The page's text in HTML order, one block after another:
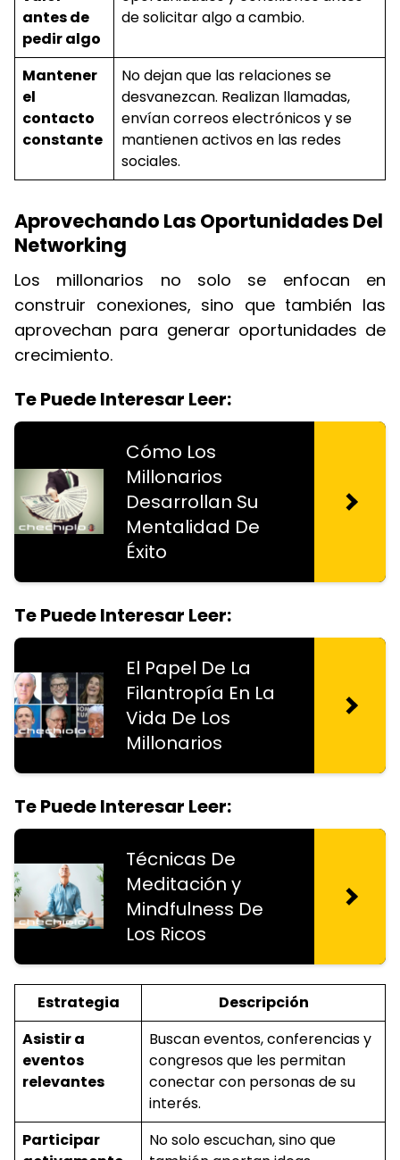
antes de
pedir algo
de solicitar algo a cambio.
Mantener
el
contacto
constante
No dejan que las relaciones se
desvanezcan. Realizan llamadas,
envían correos electrónicos y se
mantienen activos en las redes
sociales.
Aprovechando Las Oportunidades Del
Networking
Los millonarios no solo se enfocan en
construir conexiones, sino que también las
aprovechan para generar oportunidades de
crecimiento.
Te Puede Interesar Leer:
Cómo Los
Millonarios
Desarrollan Su
Mentalidad De
Éxito
Te Puede Interesar Leer:
El Papel De La
Filantropía En La
Vida De Los
Millonarios
Te Puede Interesar Leer:
Técnicas De
Meditación y
Mindfulness De
Los Ricos
Estrategia
Descripción
Asistir a
eventos
relevantes
Buscan eventos, conferencias y
congresos que les permitan
conectar con personas de su
interés.
Participar
No solo escuchan, sino que